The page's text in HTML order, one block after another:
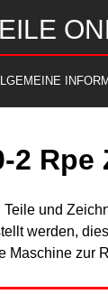
2
und
werden,
Maschine zur